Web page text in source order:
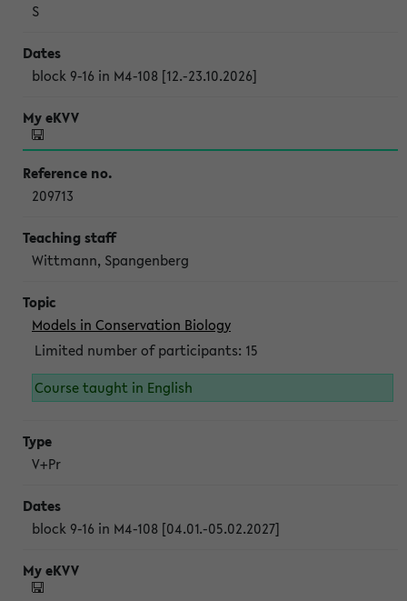
S
block 9-16 in M4-108 [12.-23.10.2026]
209713
Wittmann, Spangenberg
Models in Conservation Biology
Limited number of participants: 15
Course taught in English
V+Pr
block 9-16 in M4-108 [04.01.-05.02.2027]